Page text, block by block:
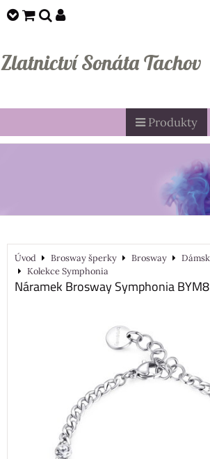
Zlatnictví Sonáta Tachov
Produkty
Úvod Brosway šperky Brosway
Kolekce Symphonia
Náramek Brosway Symphonia